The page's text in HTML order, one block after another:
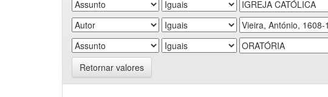
Retornar valores